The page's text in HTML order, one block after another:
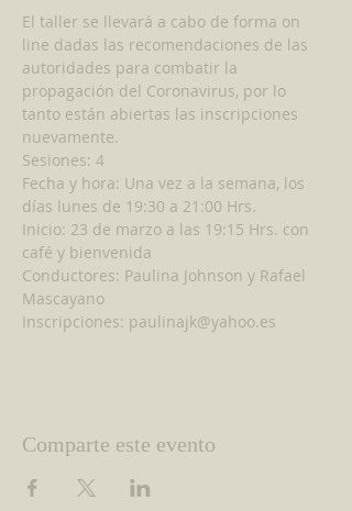
El taller se llevará a cabo de forma on
line dadas las recomendaciones de las
autoridades para combatir la
propagación del Coronavirus, por lo
tanto están abiertas las inscripciones
nuevamente.
Sesiones: 4
Fecha y hora: Una vez a la semana, los
días lunes de 19:30 a 21:00 Hrs.
Inicio: 23 de marzo a las 19:15 Hrs. con
café y bienvenida
Conductores: Paulina Johnson y Rafael
Mascayano
Inscripciones: paulinajk@yahoo.es
Comparte este evento